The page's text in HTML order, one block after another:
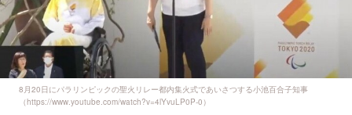
8月20日にパラリンピックの聖火リレー都内集火式であいさつする小池百合子知事
（https://www.youtube.com/watch?v=4lYvuLP0P-0）